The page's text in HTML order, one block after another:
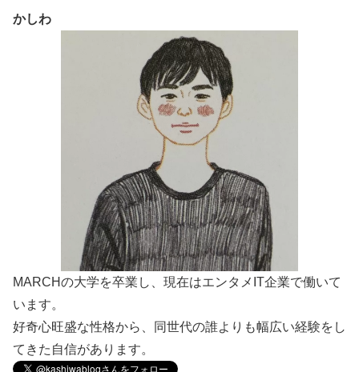
かしわ
MARCHの大学を卒業し、現在はエンタメIT企業で働いて
います。
好奇心旺盛な性格から、同世代の誰よりも幅広い経験をし
てきた自信があります。